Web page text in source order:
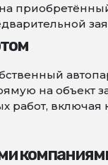
на объект
работ,